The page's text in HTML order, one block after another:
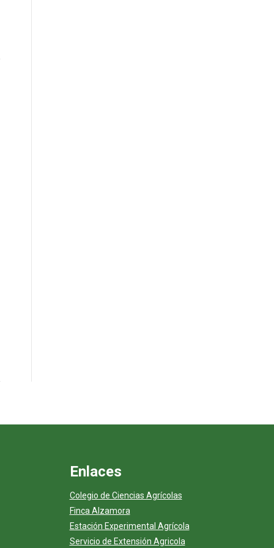
Enlaces
Colegio de Ciencias Agrícolas
Finca Alzamora
Estación Experimental Agrícola
Servicio de Extensión Agricola